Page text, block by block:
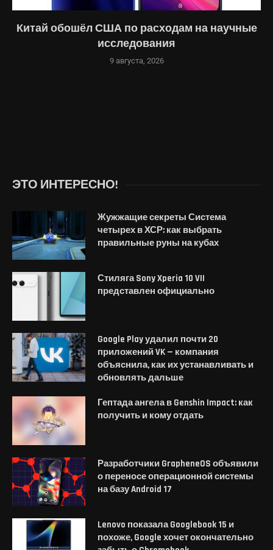
Китай обошёл США по расходам на научные
исследования
9 августа, 2026
ЭТО ИНТЕРЕСНО!
Жужжащие секреты Система
четырех в ХСР: как выбрать
правильные руны на кубах
Стиляга Sony Xperia 10 VII
представлен официально
Google Play удалил почти 20
приложений VK — компания
объяснила, как их устанавливать и
обновлять дальше
Гептада ангела в Genshin Impact: как
получить и кому отдать
Разработчики GrapheneOS объявили
о переносе операционной системы
на базу Android 17
Lenovo показала Googlebook 15 и
похоже, Google хочет окончательно